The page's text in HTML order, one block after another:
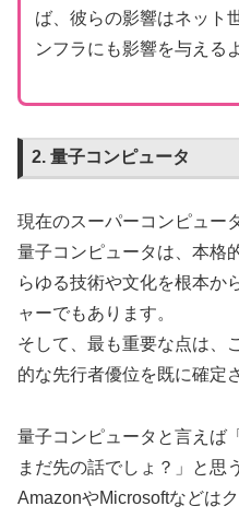
ば、彼らの影響はネット
ンフラにも影響を与える
2. 量子コンピュータ
現在のスーパーコンピュー
量子コンピュータは、本格
らゆる技術や文化を根本か
ャーでもあります。
そして、最も重要な点は、
的な先行者優位を既に確定
量子コンピュータと言えば
まだ先の話でしょ？」と思
AmazonやMicrosoftなどは